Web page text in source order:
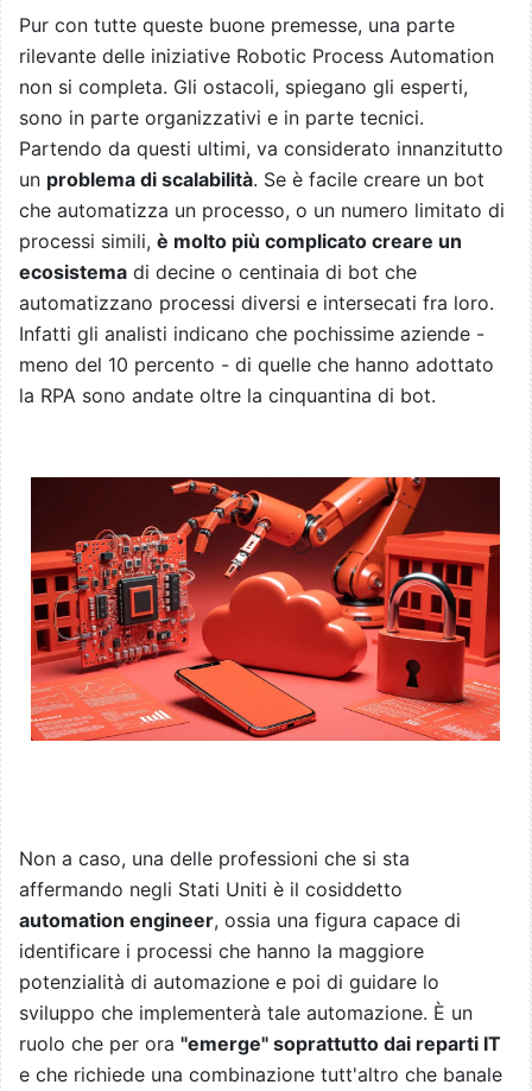
Pur con tutte queste buone premesse, una parte
rilevante delle iniziative Robotic Process Automation
non si completa. Gli ostacoli, spiegano gli esperti,
sono in parte organizzativi e in parte tecnici.
Partendo da questi ultimi, va considerato innanzitutto
un problema di scalabilità. Se è facile creare un bot
che automatizza un processo, o un numero limitato di
processi simili, è molto più complicato creare un
ecosistema di decine o centinaia di bot che
automatizzano processi diversi e intersecati fra loro.
Infatti gli analisti indicano che pochissime aziende -
meno del 10 percento - di quelle che hanno adottato
la RPA sono andate oltre la cinquantina di bot.
Non a caso, una delle professioni che si sta
affermando negli Stati Uniti è il cosiddetto
automation engineer, ossia una figura capace di
identificare i processi che hanno la maggiore
potenzialità di automazione e poi di guidare lo
sviluppo che implementerà tale automazione. È un
ruolo che per ora "emerge" soprattutto dai reparti IT
e che richiede una combinazione tutt'altro che banale